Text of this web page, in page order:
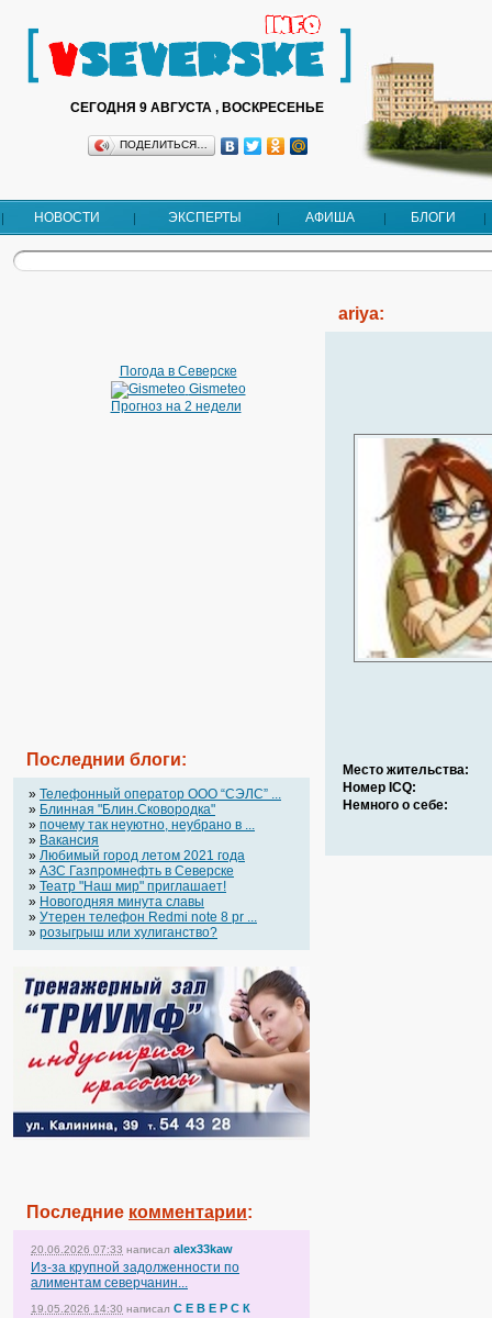
СЕГОДНЯ 9 АВГУСТА , ВОСКРЕСЕНЬЕ
ПОДЕЛИТЬСЯ…
НОВОСТИ ЭКСПЕРТЫ АФИША БЛОГИ
Погода в Северске
Gismeteo
Прогноз на 2 недели
Последнии блоги:
» Телефонный оператор OOO “СЭЛС” ...
» Блинная "Блин.Сковородка"
» почему так неуютно, неубрано в ...
» Вакансия
» Любимый город летом 2021 года
» АЗС Газпромнефть в Северске
» Театр "Наш мир" приглашает!
» Новогодняя минута славы
» Утерен телефон Redmi note 8 pr ...
» розыгрыш или хулиганство?
Последние комментарии:
20.06.2026 07:33 написал alex33kaw
Из-за крупной задолженности по
алиментам северчанин...
19.05.2026 14:30 написал С Е В Е Р С К
ariya:
Место жительства:
Номер ICQ:
Немного о себе: